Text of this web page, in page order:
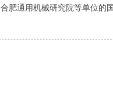
合肥通用机械研究院等单位的